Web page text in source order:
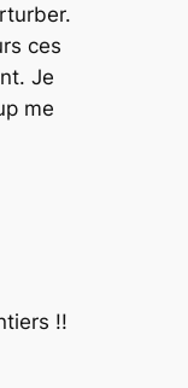
ces
Je
me
!!